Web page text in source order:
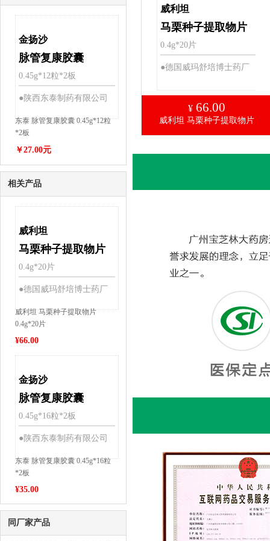
金扬沙
脉管复康胶囊
0.45g*12粒*2板
●陕西东泰制药有限公司
东泰 脉管复康胶囊 0.45g*12粒
*2板
￥27.00元
相关产品
威利坦
马栗种子提取物片
0.4g*20片
●德国威玛舒培博士药厂
威利坦 马栗种子提取物片
0.4g*20片
¥66.00
金扬沙
脉管复康胶囊
0.45g*16粒*2板
●陕西东泰制药有限公司
东泰 脉管复康胶囊 0.45g*16粒
*2板
¥35.00
同厂家产品
威利坦
马栗种子提取物片
0.4g*20片
●德国威玛舒培博士药厂
¥ 66.00
威利坦 马栗种子提取物片